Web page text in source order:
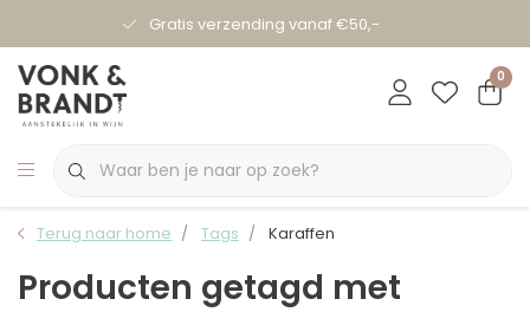
Gratis verzending vanaf €50,-
0
Terug naar home Tags Karaffen
Producten getagd met